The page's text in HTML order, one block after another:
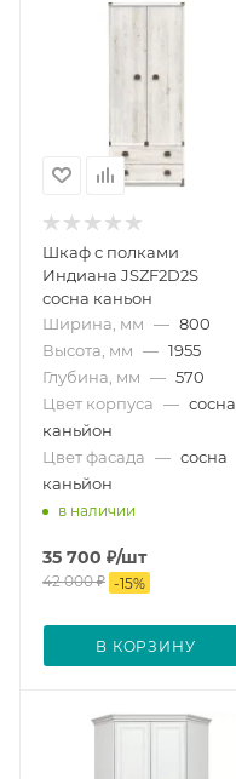
Шкаф с полками
Индиана JSZF2D2S
сосна каньон
Ширина, мм — 800
Высота, мм — 1955
Глубина, мм — 570
Цвет корпуса — сосна
каньйон
Цвет фасада — сосна
каньйон
в наличии
35 700 ₽/шт
42 000₽ -15%
В КОРЗИНУ